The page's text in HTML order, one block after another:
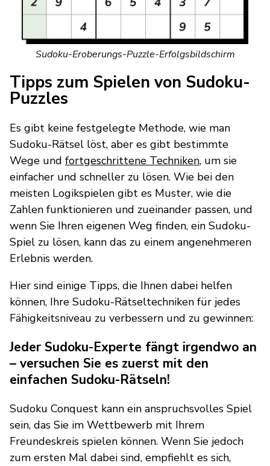
Sudoku-Eroberungs-Puzzle-Erfolgsbildschirm
Tipps zum Spielen von Sudoku-
Puzzles
Es gibt keine festgelegte Methode, wie man
Sudoku-Rätsel löst, aber es gibt bestimmte
Wege und fortgeschrittene Techniken, um sie
einfacher und schneller zu lösen. Wie bei den
meisten Logikspielen gibt es Muster, wie die
Zahlen funktionieren und zueinander passen, und
wenn Sie Ihren eigenen Weg finden, ein Sudoku-
Spiel zu lösen, kann das zu einem angenehmeren
Erlebnis werden.
Hier sind einige Tipps, die Ihnen dabei helfen
können, Ihre Sudoku-Rätseltechniken für jedes
Fähigkeitsniveau zu verbessern und zu gewinnen:
Jeder Sudoku-Experte fängt irgendwo an
– versuchen Sie es zuerst mit den
einfachen Sudoku-Rätseln!
Sudoku Conquest kann ein anspruchsvolles Spiel
sein, das Sie im Wettbewerb mit Ihrem
Freundeskreis spielen können. Wenn Sie jedoch
zum ersten Mal dabei sind, empfiehlt es sich,